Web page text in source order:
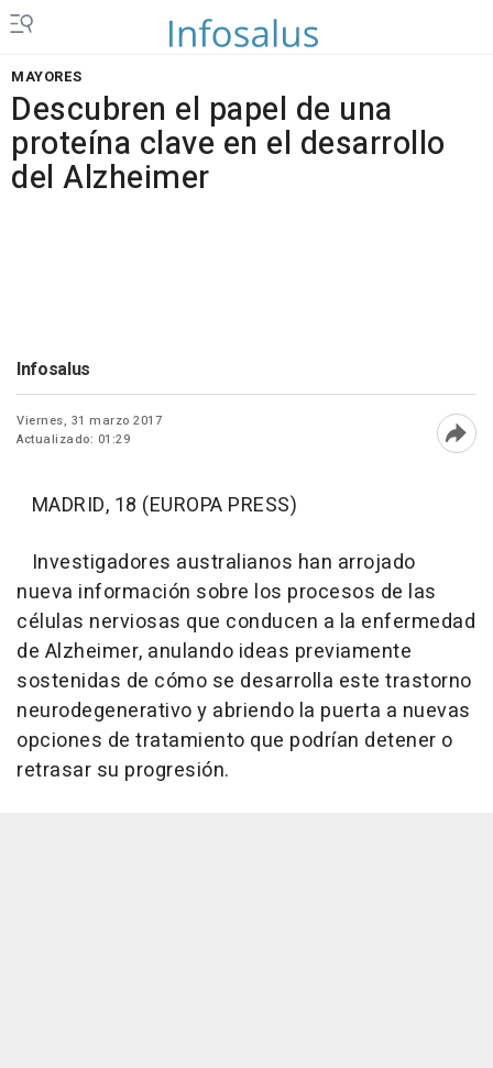
MAYORES
Descubren el papel de una
proteína clave en el desarrollo
del Alzheimer
Infosalus
Viernes, 31 marzo 2017
Actualizado: 01:29
MADRID, 18 (EUROPA PRESS)
Investigadores australianos han arrojado
nueva información sobre los procesos de las
células nerviosas que conducen a la enfermedad
de Alzheimer, anulando ideas previamente
sostenidas de cómo se desarrolla este trastorno
neurodegenerativo y abriendo la puerta a nuevas
opciones de tratamiento que podrían detener o
retrasar su progresión.